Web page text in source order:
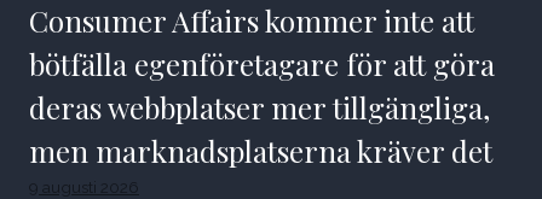
Consumer Affairs kommer inte att
bötfälla egenföretagare för att göra
deras webbplatser mer tillgängliga,
men marknadsplatserna kräver det
9 augusti 2026